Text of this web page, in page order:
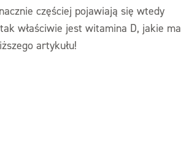
częściej pojawiają się wtedy
właściwie jest witamina D, jakie ma
artykułu!